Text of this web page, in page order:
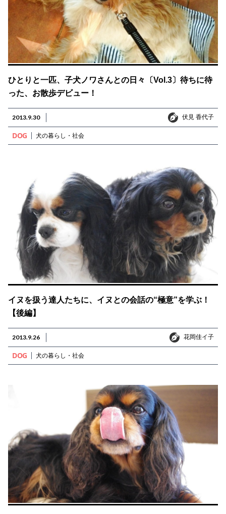
ひとりと一匹、子犬ノワさんとの日々〔Vol.3〕待ちに待
った、お散歩デビュー！
2013.9.30 伏見 香代子
伏見 香代子
DOG 犬の暮らし・社会
イヌを扱う達人たちに、イヌとの会話の“極意”を学ぶ！
【後編】
2013.9.26 花岡佳イ子
花岡佳イ子
DOG 犬の暮らし・社会